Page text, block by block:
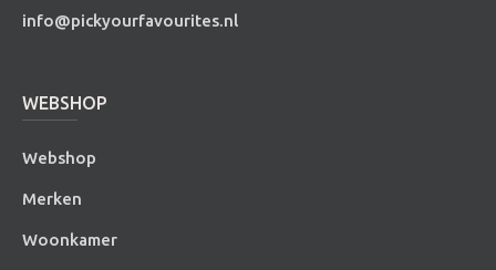
info@pickyourfavourites.nl
WEBSHOP
Webshop
Merken
Woonkamer